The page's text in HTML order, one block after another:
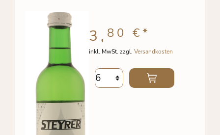
inkl. MwSt. zzgl. Versandkosten
3, 80 €*